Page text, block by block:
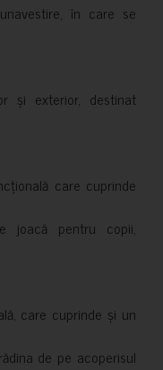
în care se
și exterior, destinat
care cuprinde
joacă pentru copii,
care cuprinde și un
de pe acoperisul